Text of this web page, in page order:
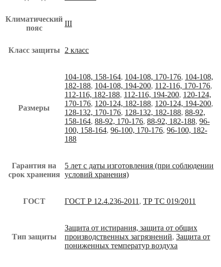
Климатический
пояс
III
Класс защиты 2 класс
Размеры
104-108, 158-164, 104-108, 170-176, 104-108,
182-188, 104-108, 194-200, 112-116, 170-176,
112-116, 182-188, 112-116, 194-200, 120-124,
170-176, 120-124, 182-188, 120-124, 194-200,
128-132, 170-176, 128-132, 182-188, 88-92,
158-164, 88-92, 170-176, 88-92, 182-188, 96-
100, 158-164, 96-100, 170-176, 96-100, 182-
188
Гарантия на
срок хранения
5 лет с даты изготовления (при соблюдении
условий хранения)
ГОСТ ГОСТ Р 12.4.236-2011 , ТР ТС 019/2011
Тип защиты
Защита от истирания, защита от общих
производственных загрязнений, Защита от
пониженных температур воздуха